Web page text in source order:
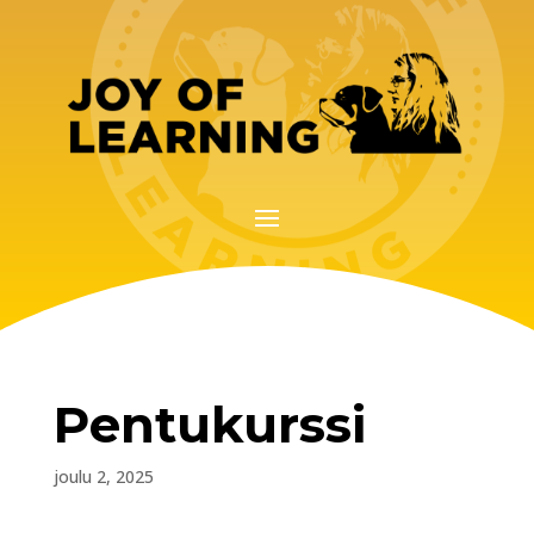
Pentukurssi
joulu 2, 2025